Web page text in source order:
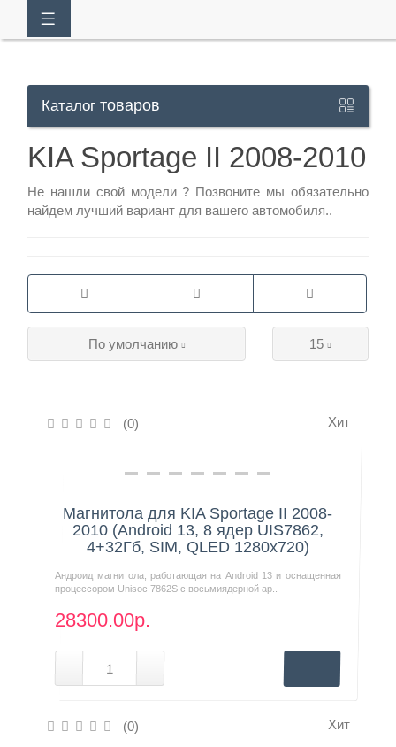
+7
929
Режим
Каталог товаров
KIA Sportage II 2008-2010
Не нашли свой модели ? Позвоните мы обязательно
найдем лучший вариант для вашего автомобиля..
15
По умолчанию
(0) Хит
Нашли дешевле?
Магнитола для KIA Sportage II 2008-
2010 (Android 13, 8 ядер UIS7862,
4+32Гб, SIM, QLED 1280x720)
Андроид магнитола, работающая на Android 13 и оснащенная
процессором Unisoc 7862S с восьмиядерной ар..
28300.00р.
(0) Хит